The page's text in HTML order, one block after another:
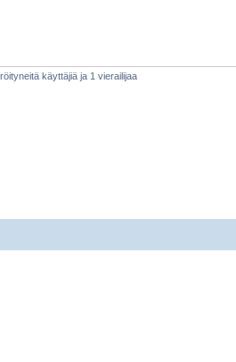
käyttäjiä ja 1 vierailijaa